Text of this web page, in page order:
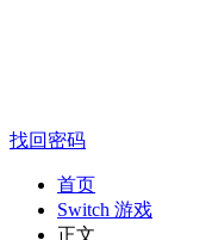
找回密码
首页
Switch 游戏
正文